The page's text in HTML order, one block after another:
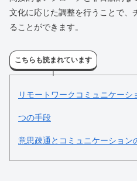
文化に応じた調整を行うことで、
ることができます。
こちらも読まれています
リモートワークコミュニケー
つの手段
意思疎通とコミュニケーション